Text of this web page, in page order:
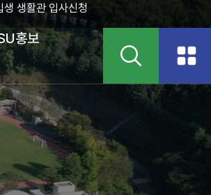
생 생활관 입사신청
홍보